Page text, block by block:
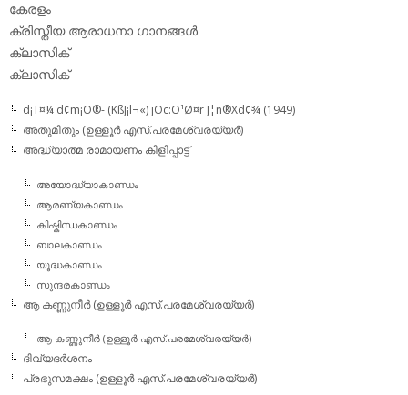
കേരളം
ക്രിസ്തീയ ആരാധനാ ഗാനങ്ങള്‍
ക്ലാസിക്‌
ക്ലാസിക്
d¡T¤¼ d¢m¡O®- (KßJ¡l¬«) jOc:O¹Ø¤r J¦n®Xd¢¾ (1949)
അതുമിതും (ഉള്ളൂര്‍ എസ്.പരമേശ്വരയ്യര്‍)
അദ്ധ്യാത്മ രാമായണം കിളിപ്പാട്ട്‌
അയോദ്ധ്യാകാണ്ഡം
ആരണ്യകാണ്ഡം
കിഷ്കിന്ധകാണ്ഡം
ബാലകാണ്ഡം
യൂദ്ധകാണ്ഡം
സുന്ദരകാണ്ഡം
ആ കണ്ണുനീര്‍ (ഉള്ളൂര്‍ എസ്.പരമേശ്വരയ്യര്‍)
ആ കണ്ണുനീര്‍ (ഉള്ളൂര്‍ എസ്.പരമേശ്വരയ്യര്‍)
ദിവ്യദര്‍ശനം
പ്രഭുസമക്ഷം (ഉള്ളൂര്‍ എസ്.പരമേശ്വരയ്യര്‍)